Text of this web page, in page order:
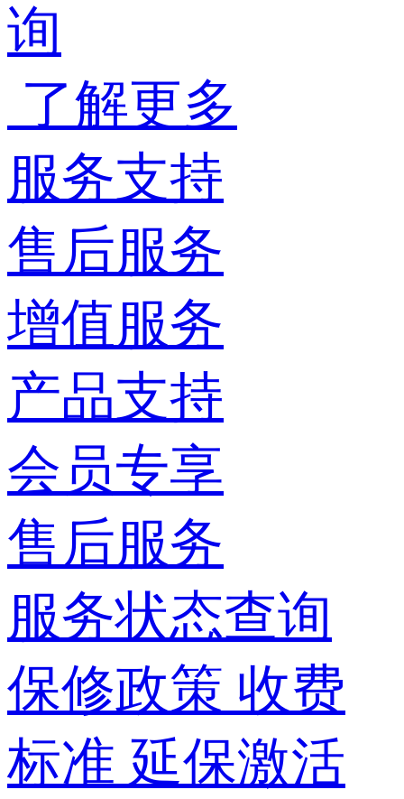
询
了解更多
服务支持
售后服务
增值服务
产品支持
会员专享
售后服务
服务状态查询
保修政策 收费
标准 延保激活